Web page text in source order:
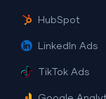
HubSpot
LinkedIn Ads
TikTok Ads